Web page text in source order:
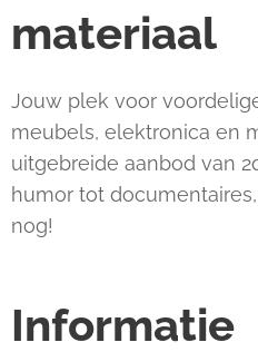
materiaal
Jouw plek voor
meubels, elektronica en
uitgebreide aanbod van
humor tot
nog!
Informatie